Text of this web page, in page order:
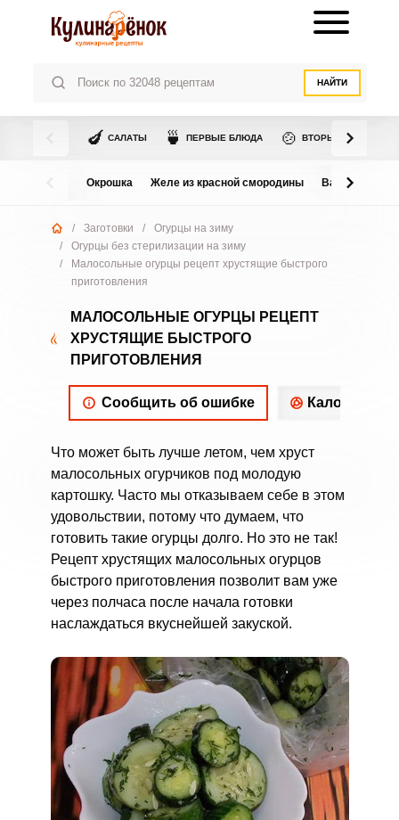
НАЙТИ
🍆 САЛАТЫ 🍵 ПЕРВЫЕ БЛЮДА 🍲 ВТОРЫЕ БЛЮДА
Окрошка Желе из красной смородины Варенье из
/ Заготовки /
Огурцы на зиму
/
Огурцы без стерилизации на зиму
/
Малосольные огурцы рецепт хрустящие быстрого
приготовления
МАЛОСОЛЬНЫЕ ОГУРЦЫ РЕЦЕПТ
ХРУСТЯЩИЕ БЫСТРОГО
ПРИГОТОВЛЕНИЯ
Сообщить об ошибке
Что может быть лучше летом, чем хруст
малосольных огурчиков под молодую
картошку. Часто мы отказываем себе в этом
удовольствии, потому что думаем, что
готовить такие огурцы долго. Но это не так!
Рецепт хрустящих малосольных огурцов
быстрого приготовления позволит вам уже
через полчаса после начала готовки
наслаждаться вкуснейшей закуской.